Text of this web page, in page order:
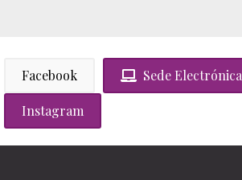
Facebook Sede Electrónica
Instagram